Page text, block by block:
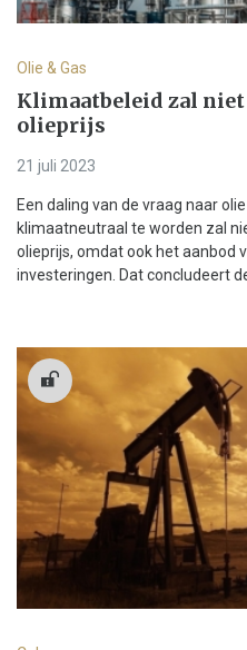
Olie & Gas
Klimaatbeleid zal
olieprijs
21 juli 2023
Een daling van de vraag naar
klimaatneutraal te worden zal
olieprijs, omdat ook het aanbod
investeringen. Dat concludeert